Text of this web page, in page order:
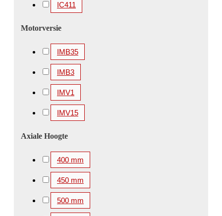
IC411
Motorversie
IMB35
IMB3
IMV1
IMV15
Axiale Hoogte
400 mm
450 mm
500 mm